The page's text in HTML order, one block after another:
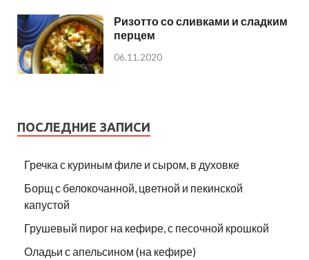
Ризотто со сливками и сладким
перцем
06.11.2020
ПОСЛЕДНИЕ ЗАПИСИ
Гречка с куриным филе и сыром, в духовке
Борщ с белокочанной, цветной и пекинской
капустой
Грушевый пирог на кефире, с песочной крошкой
Оладьи с апельсином (на кефире)